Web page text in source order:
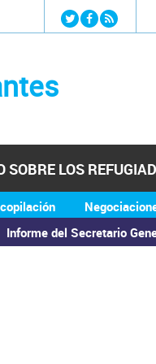
Jump to
Informe del Secretario
SOBRE LOS